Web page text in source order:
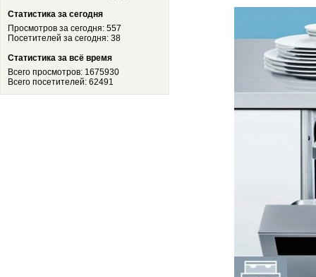
Статистика за сегодня
Просмотров за сегодня: 557
Посетителей за сегодня: 38
Статистика за всё время
Всего просмотров: 1675930
Всего посетителей: 62491